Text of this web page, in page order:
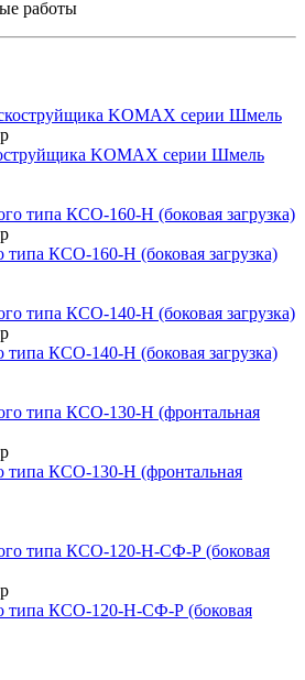
KOMAX серии Шмель
типа КСО-160-Н (боковая загрузка)
типа КСО-140-Н (боковая загрузка)
типа КСО-130-Н (фронтальная
типа КСО-120-Н-СФ-Р (боковая